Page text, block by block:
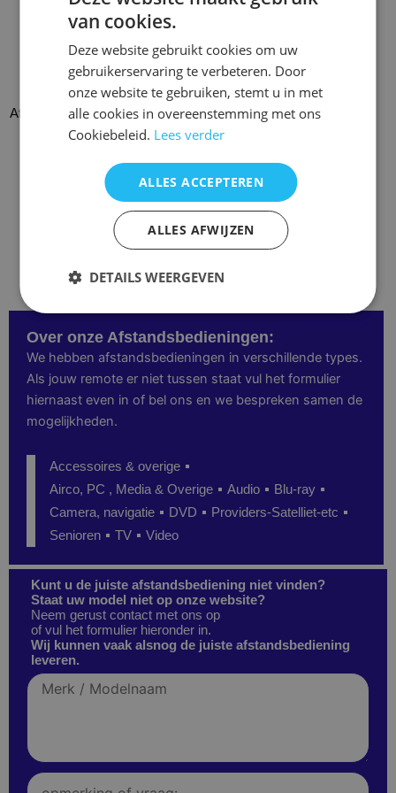
Afstandsbediening Infocus MW
€19,95
Opties selecteren
Deze
optie
kan
gekozen
worden
op
de
Afstandsbediening Infocus
navigator 4 in11x series
Opties selecteren
Deze
kan
gekozen
worden
op
Over onze Afstandsbedieningen:
We hebben afstandsbedieningen in verschillende types.
Als jouw remote er niet tussen staat vul het formulier
hiernaast even in of bel ons en we bespreken samen de
mogelijkheden.
Accessoires & overige
Airco, PC , Media & Overige
Audio
Blu-ray
Camera, navigatie
DVD
Providers-Satelliet-etc
Senioren
TV Video
Kunt u de juiste afstandsbediening niet vinden?
Staat uw model niet op onze website?
Neem gerust contact met ons op
of vul het formulier hieronder in.
Wij kunnen vaak alsnog de juiste afstandsbediening
leveren.
Merk
Opmerking
van cookies.
Deze website gebruikt cookies om uw
gebruikerservaring te verbeteren. Door
onze website te gebruiken, stemt u in met
alle cookies in overeenstemming met ons
Cookiebeleid. Lees verder
ALLES ACCEPTEREN
ALLES AFWIJZEN
DETAILS WEERGEVEN